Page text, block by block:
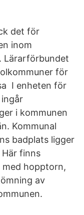
det för
inom
Lärarförbundet
för
I enheten för
i kommunen
Kommunal
badplats ligger
Här finns
med hopptorn,
av